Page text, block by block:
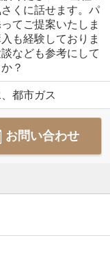
くに話せます。パ
てご提案いたしま
も経験しておりま
なども参考にして
？
都市ガス
お問い合わせ